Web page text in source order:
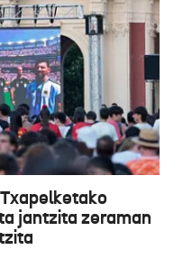
jantzita zeraman